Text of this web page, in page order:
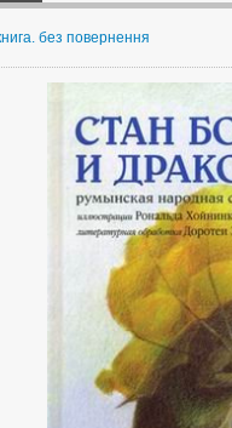
без повернення